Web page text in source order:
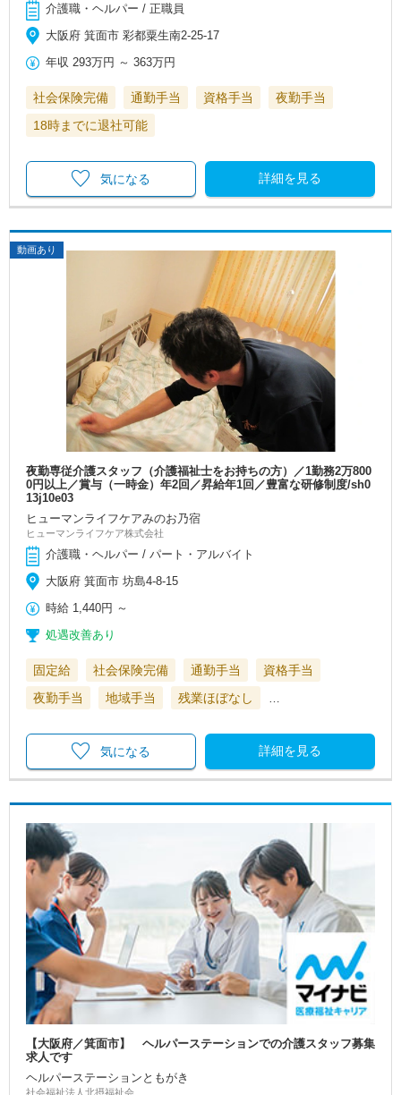
介護職・ヘルパー / 正職員
大阪府 箕面市 彩都粟生南2-25-17
年収 293万円 ～363万円
社会保険完備 通勤手当 資格手当
夜勤手当
18時までに退社可能
詳細を見る
気になる
動画あり
夜勤専従介護スタッフ（介護福祉士をお持ちの方）／1勤務2万800
0円以上／賞与（一時金）年2回／昇給年1回／豊富な研修制度/sh0
13j10e03
ヒューマンライフケアみのお乃宿
ヒューマンライフケア株式会社
介護職・ヘルパー / パート・アルバイト
大阪府 箕面市 坊島4-8-15
時給 1,440円 ～
処遇改善あり
固定給 社会保険完備 通勤手当
資格手当
夜勤手当
地域手当 残業ほぼなし
詳細を見る
気になる
【大阪府／箕面市】 ヘルパーステーションでの介護スタッフ募集
求人です
ヘルパーステーションともがき
社会福祉法人北摂福祉会